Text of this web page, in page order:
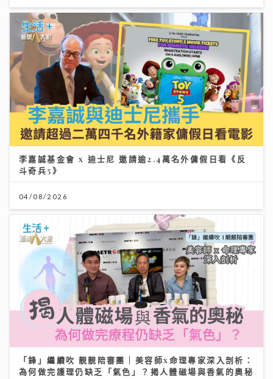
李嘉誠基金會 x 迪士尼 邀請逾2.4萬名外傭假日看《反
斗奇兵5》
04/08/2026
「鋒」繼續吹 靚靚陪審團 | 美容師x命理專家深入剖析：
為何做完護理仍缺乏「氣色」？揭人體磁場與香氣的奧秘